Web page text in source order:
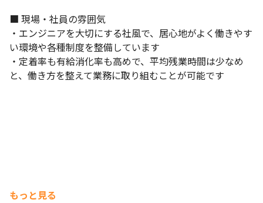
■ 現場・社員の雰囲気
・エンジニアを大切にする社風で、居心地がよく働きやす
い環境や各種制度を整備しています
・定着率も有給消化率も高めで、平均残業時間は少なめ
と、働き方を整えて業務に取り組むことが可能です
もっと見る